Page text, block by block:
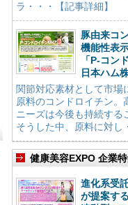
ラ・・・【記事詳細】
豚由来コ
機能性表
「P-コン
日本ハム
関節対応素材として市場
原料のコンドロイチン。
ニーズは今後も持続する
そうした中、原料に対し
健康美容EXPO 企業
進化系受
が提案す